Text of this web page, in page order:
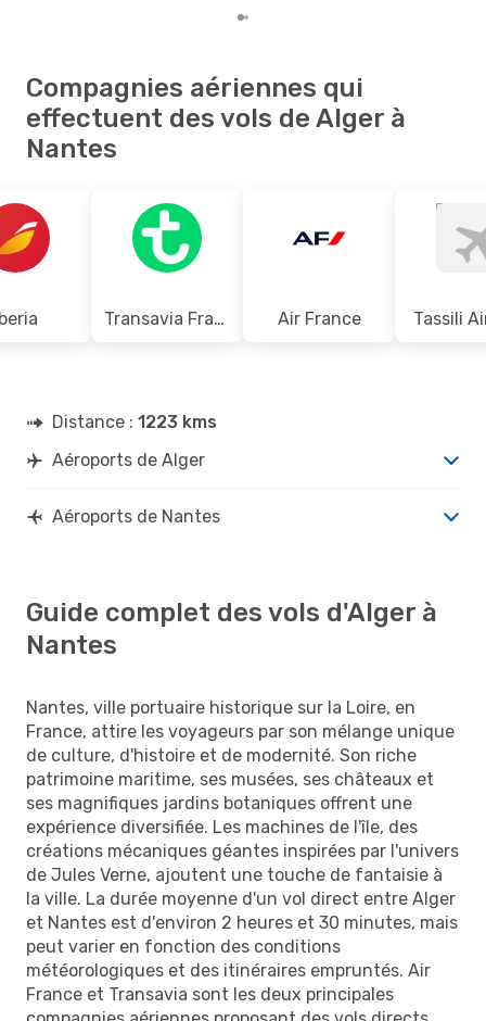
Compagnies aériennes qui
effectuent des vols de Alger à
Nantes
Transavia France Air France Tassili
Distance : 1223 kms
Aéroports de Alger
Aéroports de Nantes
Guide complet des vols d'Alger à
Nantes
Nantes, ville portuaire historique sur la Loire, en
France, attire les voyageurs par son mélange unique
de culture, d'histoire et de modernité. Son riche
patrimoine maritime, ses musées, ses châteaux et
ses magnifiques jardins botaniques offrent une
expérience diversifiée. Les machines de l'île, des
créations mécaniques géantes inspirées par l'univers
de Jules Verne, ajoutent une touche de fantaisie à
la ville. La durée moyenne d'un vol direct entre Alger
et Nantes est d'environ 2 heures et 30 minutes, mais
peut varier en fonction des conditions
météorologiques et des itinéraires empruntés. Air
France et Transavia sont les deux principales